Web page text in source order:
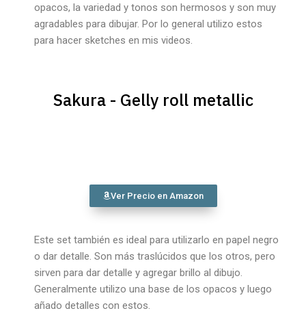
opacos, la variedad y tonos son hermosos y son muy
agradables para dibujar. Por lo general utilizo estos
para hacer sketches en mis videos.
Sakura - Gelly roll metallic
Ver Precio en Amazon
Este set también es ideal para utilizarlo en papel negro
o dar detalle. Son más traslúcidos que los otros, pero
sirven para dar detalle y agregar brillo al dibujo.
Generalmente utilizo una base de los opacos y luego
añado detalles con estos.